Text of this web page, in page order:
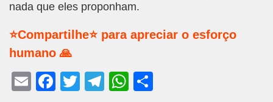
nada que eles proponham.
⭐Compartilhe⭐ para apreciar o esforço
humano 🙏
E
F
T
T
W